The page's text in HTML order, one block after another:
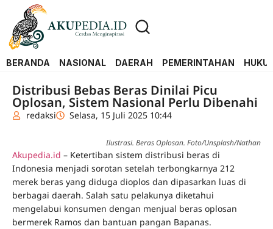
BERANDA NASIONAL DAERAH PEMERINTAHAN
Distribusi Bebas Beras Dinilai Picu
Oplosan, Sistem Nasional Perlu Dibenahi
redaksi Selasa, 15 Juli 2025 10:44
Ilustrasi. Beras Oplosan. Foto/Unsplash/Nathan
Akupedia.id – Ketertiban sistem distribusi beras di
Indonesia menjadi sorotan setelah terbongkarnya 212
merek beras yang diduga dioplos dan dipasarkan luas di
berbagai daerah. Salah satu pelakunya diketahui
mengelabui konsumen dengan menjual beras oplosan
bermerek Ramos dan bantuan pangan Bapanas.